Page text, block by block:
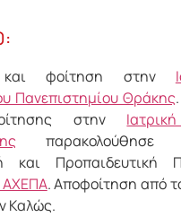
και φοίτηση στην
Πανεπιστημίου Θράκης
στην
παρακολούθησε
και Προπαιδευτική
ΑΧΕΠΑ. Αποφοίτηση από
Καλώς.